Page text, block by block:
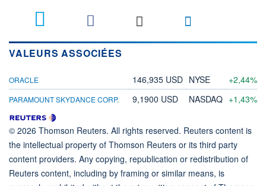
VALEURS ASSOCIÉES
ORACLE 146,935 USD NYSE +2,44%
PARAMOUNT SKYDANCE CORP. 9,1900 USD NASDAQ +1,43%
© 2026 Thomson Reuters. All rights reserved. Reuters content is
the intellectual property of Thomson Reuters or its third party
content providers. Any copying, republication or redistribution of
Reuters content, including by framing or similar means, is